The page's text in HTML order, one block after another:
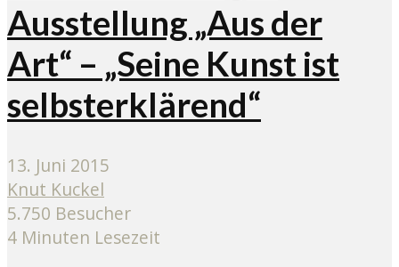
Ausstellung „Aus der
Art“ – „Seine Kunst ist
selbsterklärend“
13. Juni 2015
Knut Kuckel
5.750 Besucher
4 Minuten Lesezeit